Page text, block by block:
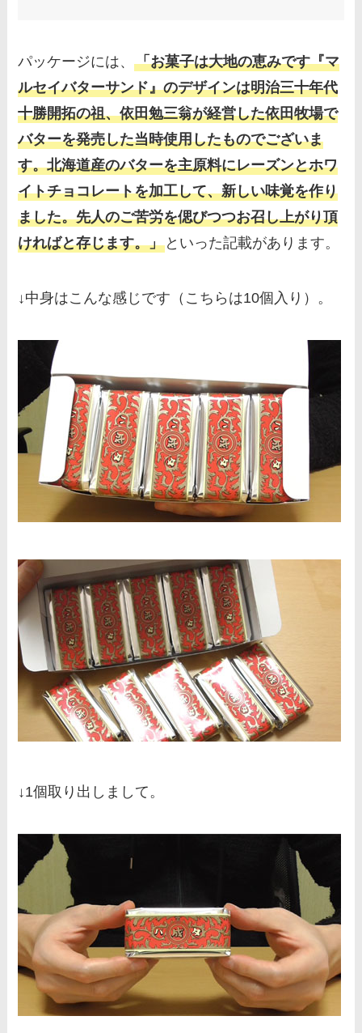
パッケージには、「お菓子は大地の恵みです『マ
ルセイバターサンド』のデザインは明治三十年代
十勝開拓の祖、依田勉三翁が経営した依田牧場で
バターを発売した当時使用したものでございま
す。北海道産のバターを主原料にレーズンとホワ
イトチョコレートを加工して、新しい味覚を作り
ました。先人のご苦労を偲びつつお召し上がり頂
ければと存じます。」 といった記載があります。
↓中身はこんな感じです（こちらは10個入り）。
↓1個取り出しまして。